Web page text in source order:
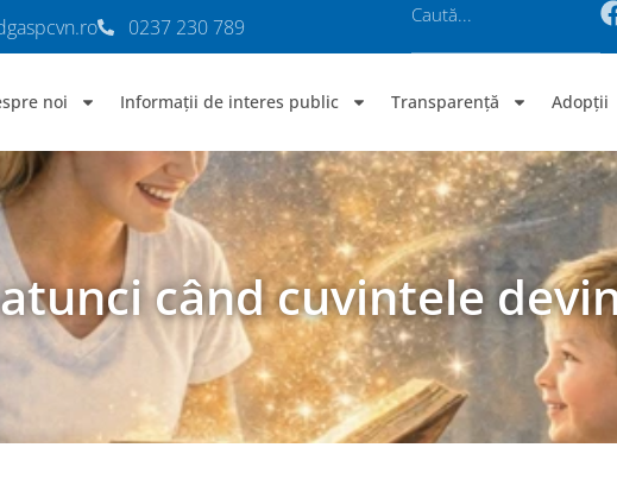
0237 230 789
noi Informații de interes public Transparență Adopții
când cuvintele